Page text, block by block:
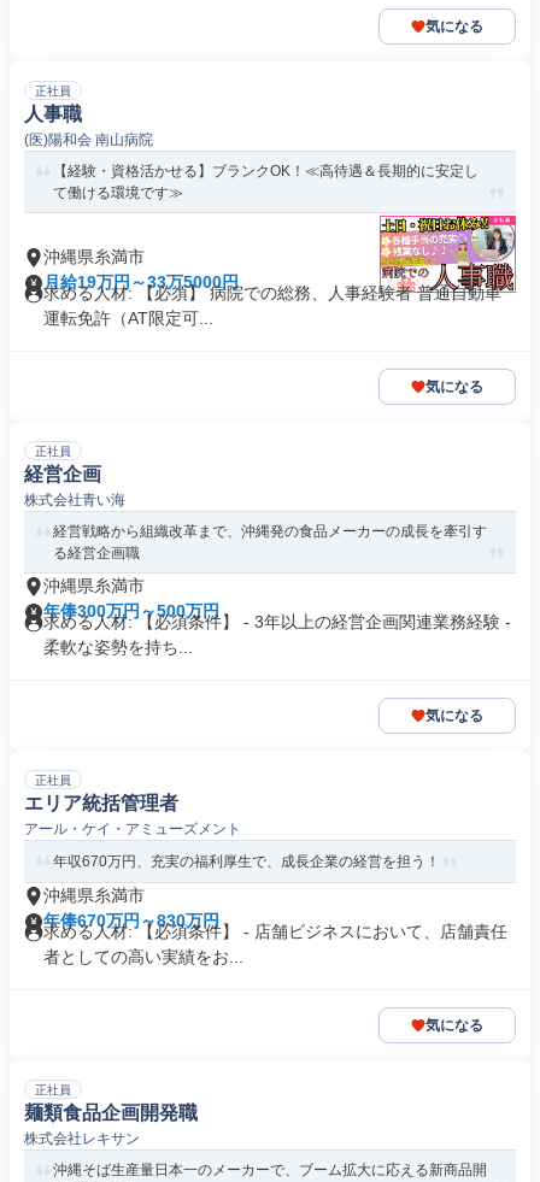
気になる
正社員
人事職
(医)陽和会 南山病院
【経験・資格活かせる】ブランクOK！≪高待遇＆長期的に安定し
て働ける環境です≫
沖縄県糸満市
月給19万円～33万5000円
求める人材: 【必須】 病院での総務、人事経験者 普通自動車
運転免許（AT限定可...
気になる
正社員
経営企画
株式会社青い海
経営戦略から組織改革まで、沖縄発の食品メーカーの成長を牽引す
る経営企画職
沖縄県糸満市
年俸300万円～500万円
求める人材: 【必須条件】 - 3年以上の経営企画関連業務経験 -
柔軟な姿勢を持ち...
気になる
正社員
エリア統括管理者
アール・ケイ・アミューズメント
年収670万円、充実の福利厚生で、成長企業の経営を担う！
沖縄県糸満市
年俸670万円～830万円
求める人材: 【必須条件】 - 店舗ビジネスにおいて、店舗責任
者としての高い実績をお...
気になる
正社員
麺類食品企画開発職
株式会社レキサン
沖縄そば生産量日本一のメーカーで、ブーム拡大に応える新商品開